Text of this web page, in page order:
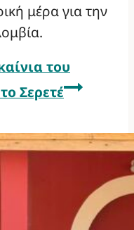
μέρα για την
του
Σερετέ